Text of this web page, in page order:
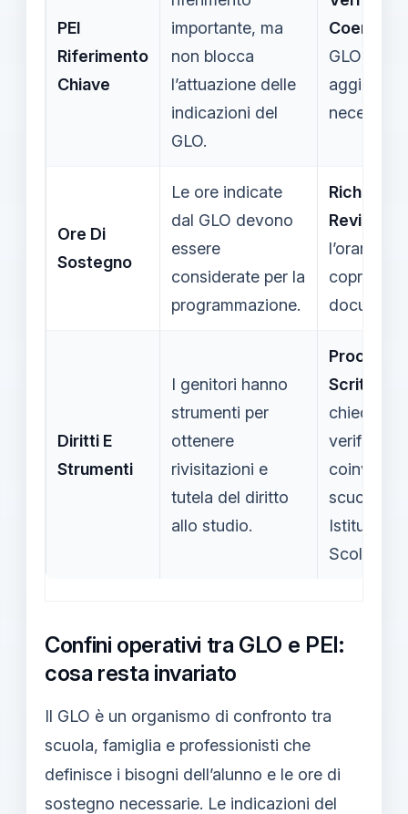
PEI
Riferimento
Chiave
importante, ma
non blocca
l’attuazione delle
indicazioni del
GLO.
Coerenza
GLO e PEI;
Ore Di
Sostegno
Le ore indicate
dal GLO devono
essere
considerate per la
programmazione.
Revisione
l’orario
copre i
Diritti E
Strumenti
I genitori hanno
strumenti per
ottenere
rivisitazioni e
tutela del diritto
allo studio.
Scritta
chiedere
verifica;
scuola e
Istituzione
Confini operativi tra GLO e PEI:
cosa resta invariato
Il GLO è un organismo di confronto tra
scuola, famiglia e professionisti che
definisce i bisogni dell’alunno e le ore di
sostegno necessarie. Le indicazioni del